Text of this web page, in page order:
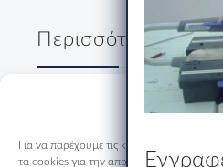
Manage
Για να παρέχουμε τις καλύτερες
τα cookies για την αποθήκευση ή/και την
Περισσότερα
Δύο κύριοι,
ολόκληρη